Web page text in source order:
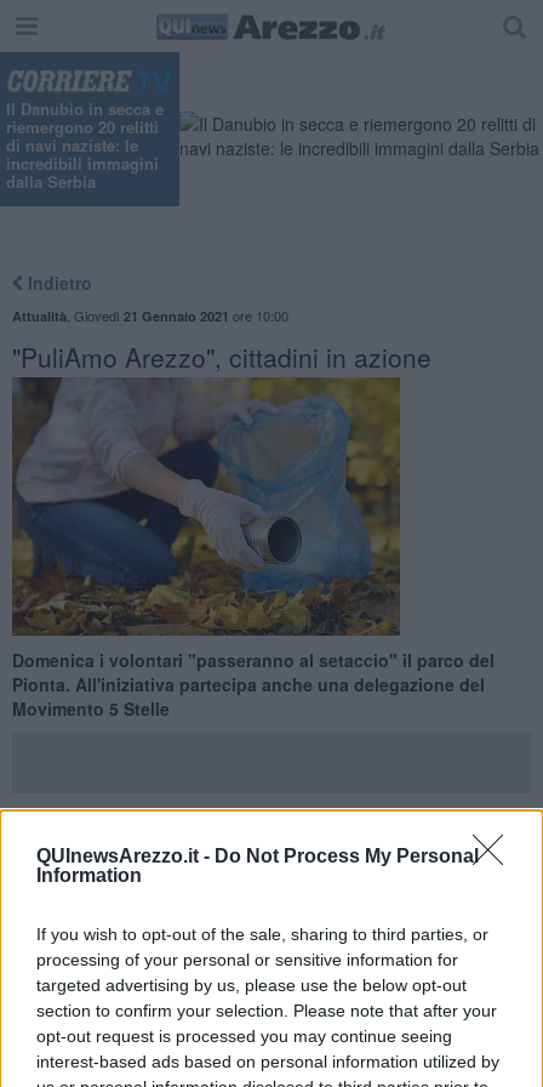
QUInewsArezzo.it - Do Not Process My Personal
Information
If you wish to opt-out of the sale, sharing to third parties, or
processing of your personal or sensitive information for
targeted advertising by us, please use the below opt-out
section to confirm your selection. Please note that after your
opt-out request is processed you may continue seeing
interest-based ads based on personal information utilized by
Il Danubio in secca e
riemergono 20 relitti
di navi naziste: le
incredibili immagini
dalla Serbia
Indietro
Attualità Giovedì 21 Gennaio 2021 ore 10:00
"PuliAmo Arezzo", cittadini in azione
Domenica i volontari "passeranno al setaccio" il parco del
Pionta. All'iniziativa partecipa anche una delegazione del
Movimento 5 Stelle
AREZZO —"PuliAmo Arezzo", quando i cittadini che si prendono
cura della loro città.
al setaccio" dai tanti volontari che, muniti di guanti, scarponi e
mascherina, contribuiranno a ripulire l'area verde.
All'iniziativa sarà presente anche una delegazione delMovimento
5 Stelle, con il consigliere comunale Michele Menchettiin prima
linea. Da sempre i pentastellati sono attenti a queste iniziative che
promuovono con costanza sull'intero territorio.